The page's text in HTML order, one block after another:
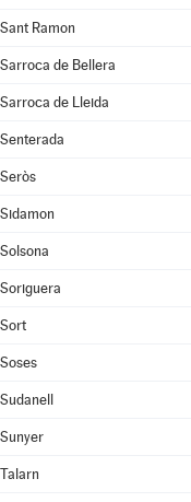
Sant Ramon
Sarroca de Bellera
Sarroca de Lleida
Senterada
Seròs
Sidamon
Solsona
Soriguera
Sort
Soses
Sudanell
Sunyer
Talarn